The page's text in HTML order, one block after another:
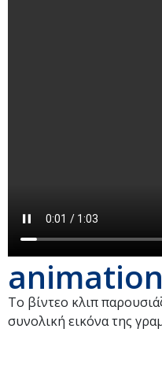
Το βίντεο κλιπ
συνολική εικόνα της